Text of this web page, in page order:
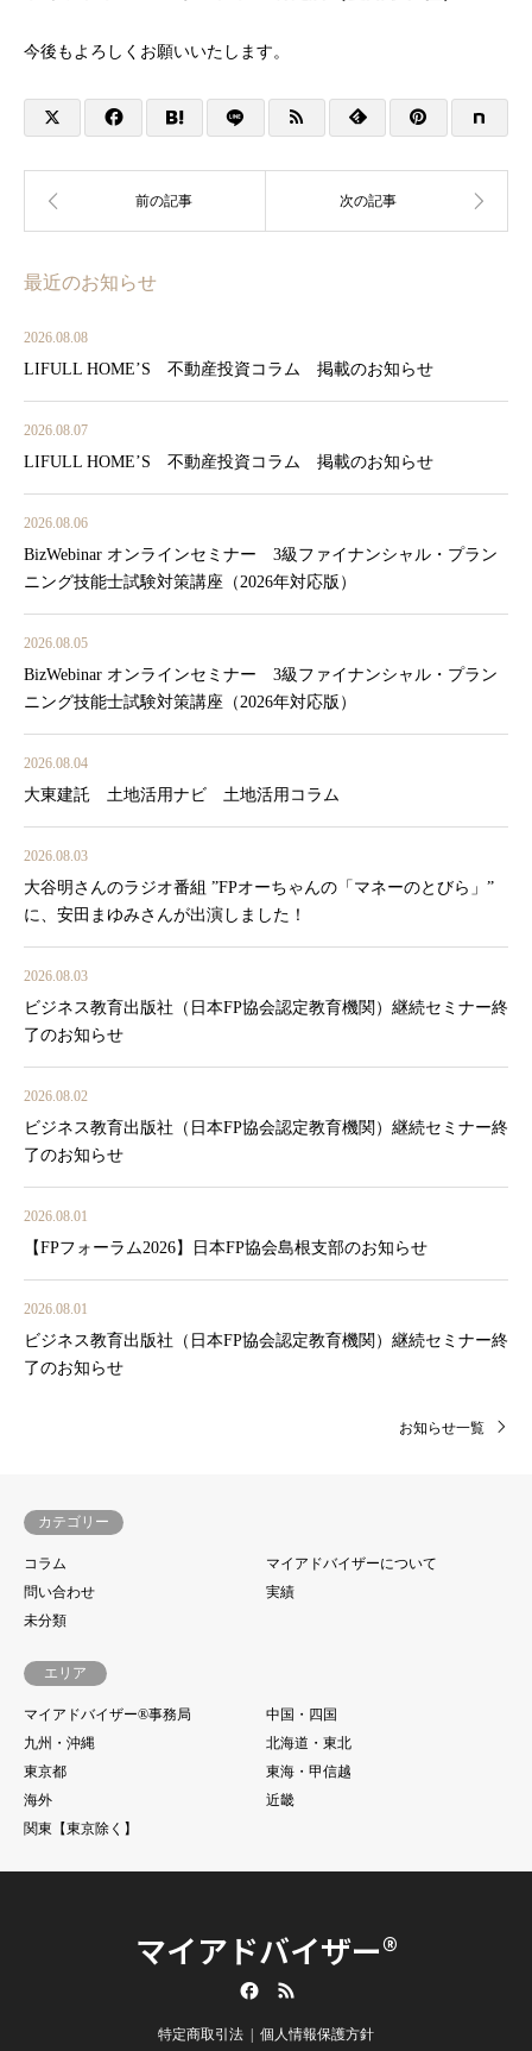
今後もよろしくお願いいたします。
最近のお知らせ
2026.08.08
LIFULL HOME’S 不動産投資コラム 掲載のお知らせ
2026.08.07
LIFULL HOME’S 不動産投資コラム 掲載のお知らせ
2026.08.06
BizWebinar オンラインセミナー 3級ファイナンシャル・プラン
ニング技能士試験対策講座（2026年対応版）
2026.08.05
BizWebinar オンラインセミナー 3級ファイナンシャル・プラン
ニング技能士試験対策講座（2026年対応版）
2026.08.04
大東建託 土地活用ナビ 土地活用コラム
2026.08.03
大谷明さんのラジオ番組 ”FPオーちゃんの「マネーのとびら」”
に、安田まゆみさんが出演しました！
2026.08.03
ビジネス教育出版社（日本FP協会認定教育機関）継続セミナー終
了のお知らせ
2026.08.02
ビジネス教育出版社（日本FP協会認定教育機関）継続セミナー終
了のお知らせ
2026.08.01
【FPフォーラム2026】日本FP協会島根支部のお知らせ
2026.08.01
ビジネス教育出版社（日本FP協会認定教育機関）継続セミナー終
了のお知らせ
お知らせ一覧
カテゴリー
コラム
マイアドバイザーについて
問い合わせ
実績
未分類
エリア
マイアドバイザー®事務局
中国・四国
九州・沖縄
北海道・東北
東京都
東海・甲信越
海外
近畿
関東【東京除く】
マイアドバイザー®
特定商取引法 個人情報保護方針